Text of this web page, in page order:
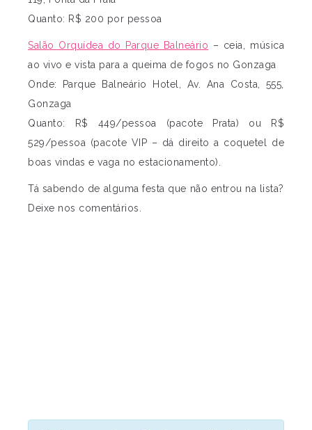
Quanto: R$ 200 por pessoa
Salão Orquídea do Parque Balneário – ceia, música
ao vivo e vista para a queima de fogos no Gonzaga
Onde: Parque Balneário Hotel, Av. Ana Costa, 555,
Gonzaga
Quanto: R$ 449/pessoa (pacote Prata) ou R$
529/pessoa (pacote VIP – dá direito a coquetel de
boas vindas e vaga no estacionamento).
Tá sabendo de alguma festa que não entrou na lista?
Deixe nos comentários.